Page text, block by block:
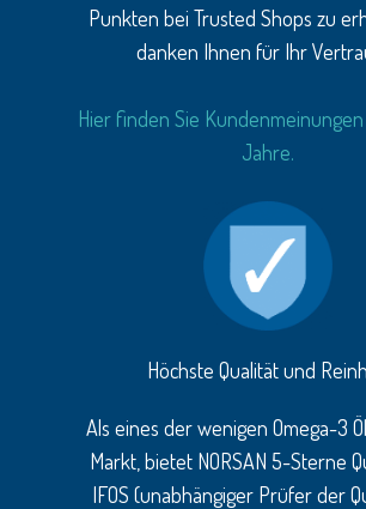
Punkten bei Trusted Shops zu
danken Ihnen für Ihr
Hier finden Sie
Jahre.
Höchste Qualität und
Als eines der wenigen Omega-3
Markt, bietet NORSAN 5-Sterne
IFOS (unabhängiger Prüfer der